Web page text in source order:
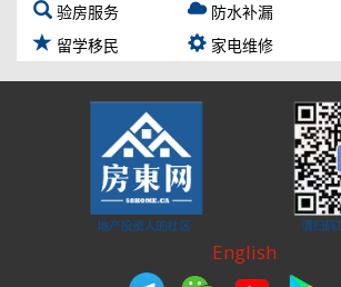
验房服务
防水补漏
留学移民
家电维修
English